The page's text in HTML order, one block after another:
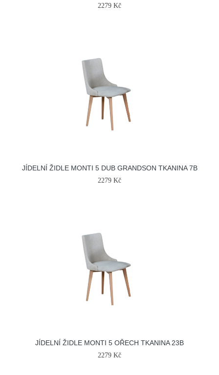
2279 Kč
JÍDELNÍ ŽIDLE MONTI 5 DUB GRANDSON TKANINA 7B
2279 Kč
JÍDELNÍ ŽIDLE MONTI 5 OŘECH TKANINA 23B
2279 Kč